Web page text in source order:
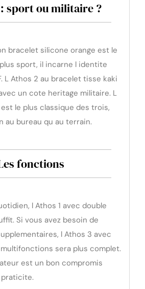
sport ou militaire ?
bracelet silicone orange est le
sport, il incarne l identite
L Athos 2 au bracelet tisse kaki
un cote heritage militaire. L
le plus classique des trois,
au bureau qu au terrain.
fonctions
l Athos 1 avec double
Si vous avez besoin de
l Athos 3 avec
sera plus complet.
est un bon compromis